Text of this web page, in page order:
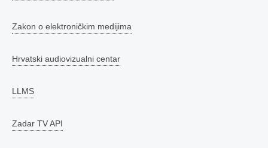
Zakon o elektroničkim medijima
Hrvatski audiovizualni centar
LLMS
Zadar TV API